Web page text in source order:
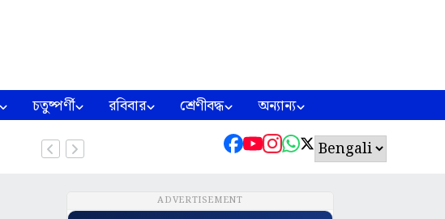
চতুষ্পর্ণী রবিবার শ্রেণীবদ্ধ অন্যান্য
ADVERTISEMENT